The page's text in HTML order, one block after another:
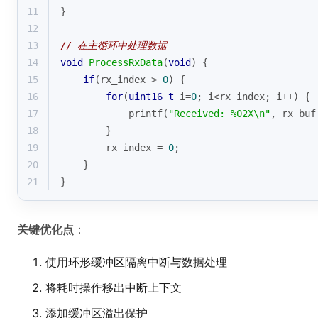
11
}
12
13
// 在主循环中处理数据
14
void ProcessRxData(void )
{
15
if(rx_index > 0) {
16
for(uint16_t i=0; i<rx_index; i++) {
17
printf( "Received: %02X\n" ,
18
        }
19
        rx_index =
0;
20
    }
21
}
关键优化点 ：
使用环形缓冲区隔离中断与数据处理
将耗时操作移出中断上下文
添加缓冲区溢出保护